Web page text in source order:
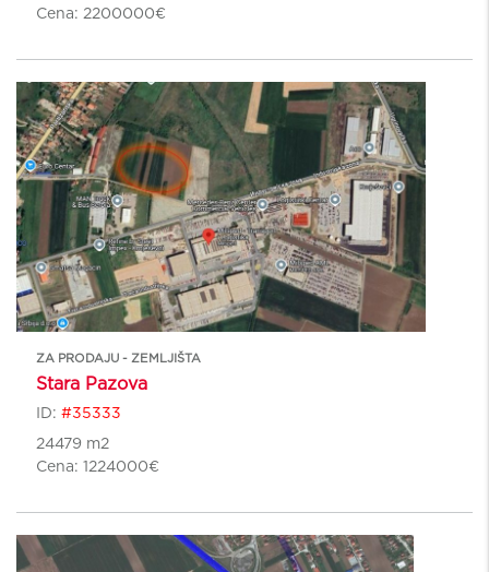
Cena: 2200000€
ZA PRODAJU - ZEMLJIŠTA
Stara Pazova
ID: #35333
24479 m2
Cena: 1224000€